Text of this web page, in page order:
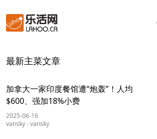
最新主菜文章
加拿大一家印度餐馆遭“炮轰”！人均
$600、强加18%小费
2025-06-16
vansky-vansky